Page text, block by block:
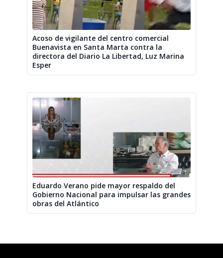
Acoso de vigilante del centro comercial
Buenavista en Santa Marta contra la
directora del Diario La Libertad, Luz Marina
Esper
Eduardo Verano pide mayor respaldo del
Gobierno Nacional para impulsar las grandes
obras del Atlántico